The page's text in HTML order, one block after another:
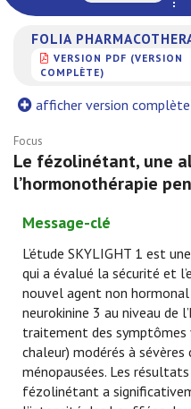
FOLIA
VERSION PDF (VERSION
COMPLÈTE)
afficher version complète
Focus
Le fézolinétant, une
l’hormonothérapie
Message-clé
L’étude SKYLIGHT 1 est
qui a évalué la sécurité et
nouvel agent non
neurokinine 3 au niveau de
traitement des
chaleur) modérés à
ménopausées. Les
fézolinétant a